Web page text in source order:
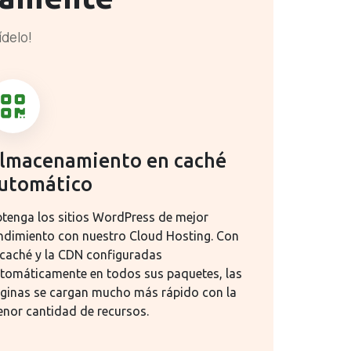
en caché
los sitios WordPress de mejor
con nuestro Cloud Hosting. Con
y la CDN configuradas
en todos sus paquetes, las
se cargan mucho más rápido con la
cantidad de recursos.